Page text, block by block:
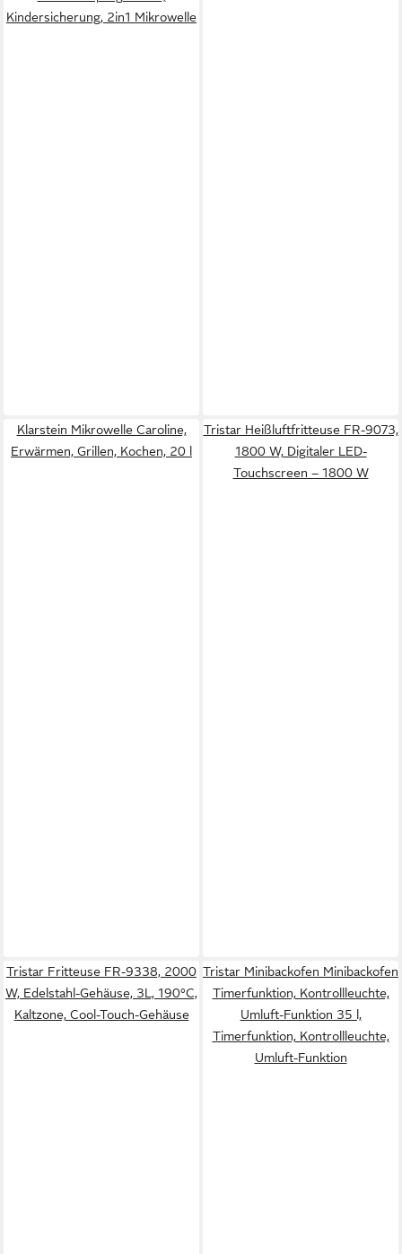
Kindersicherung, 2in1 Mikrowelle
Klarstein Mikrowelle Caroline,
Erwärmen, Grillen, Kochen, 20 l
Tristar Heißluftfritteuse FR-9073,
1800 W, Digitaler LED-
Touchscreen – 1800 W
Tristar Fritteuse FR-9338, 2000
W, Edelstahl-Gehäuse, 3L, 190°C,
Kaltzone, Cool-Touch-Gehäuse
Tristar Minibackofen Minibackofen
Timerfunktion, Kontrollleuchte,
Umluft-Funktion 35 l,
Timerfunktion, Kontrollleuchte,
Umluft-Funktion